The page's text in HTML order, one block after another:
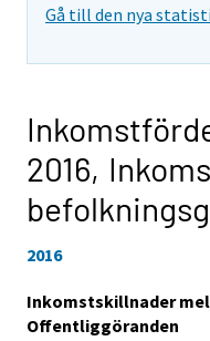
Gå till den nya
2016,
2016
Inkomstskillnader
Offentliggöranden